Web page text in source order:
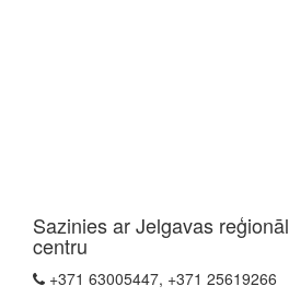
Sazinies ar Jelgavas
centru
+371 63005447, +371 25619266